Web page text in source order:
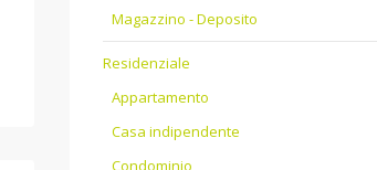
Magazzino - Deposito
Residenziale
Appartamento
Casa indipendente
Condominio